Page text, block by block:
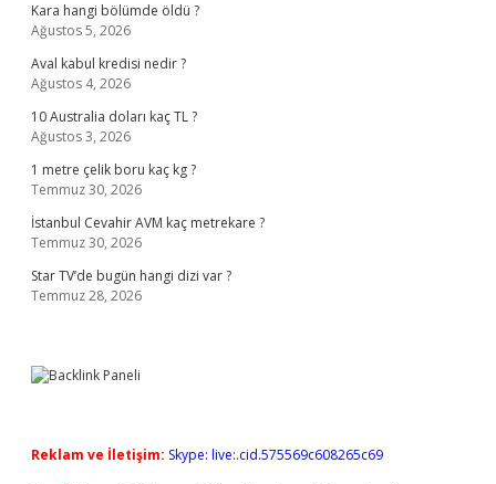
Kara hangi bölümde öldü ?
Ağustos 5, 2026
Aval kabul kredisi nedir ?
Ağustos 4, 2026
10 Australia doları kaç TL ?
Ağustos 3, 2026
1 metre çelik boru kaç kg ?
Temmuz 30, 2026
İstanbul Cevahir AVM kaç metrekare ?
Temmuz 30, 2026
Star TV’de bugün hangi dizi var ?
Temmuz 28, 2026
Reklam ve İletişim: Skype: live:.cid.575569c608265c69